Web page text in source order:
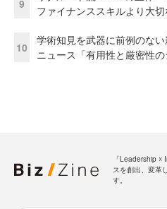
9
ファイナンススキルより大切
10
学術知見を武器に前例のな
ニュース「有用性と厳密性の
「Leadership ☓
スを創出、変革
す。